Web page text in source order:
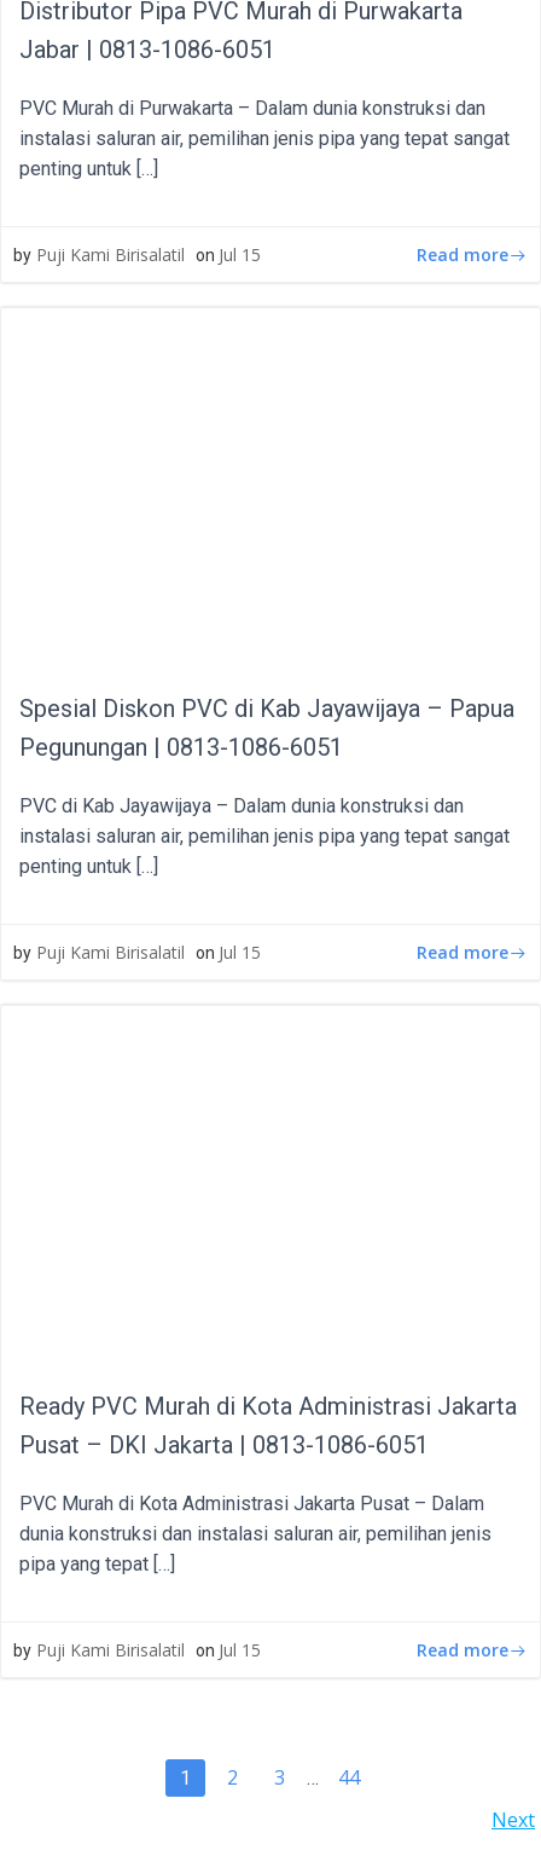
Distributor Pipa PVC Murah di Purwakarta
Jabar | 0813-1086-6051
PVC Murah di Purwakarta – Dalam dunia konstruksi dan
instalasi saluran air, pemilihan jenis pipa yang tepat sangat
penting untuk […]
by Puji Kami Birisalatil on Jul 15 Read more
Spesial Diskon PVC di Kab Jayawijaya – Papua
Pegunungan | 0813-1086-6051
PVC di Kab Jayawijaya – Dalam dunia konstruksi dan
instalasi saluran air, pemilihan jenis pipa yang tepat sangat
penting untuk […]
by Puji Kami Birisalatil on Jul 15 Read more
Ready PVC Murah di Kota Administrasi Jakarta
Pusat – DKI Jakarta | 0813-1086-6051
PVC Murah di Kota Administrasi Jakarta Pusat – Dalam
dunia konstruksi dan instalasi saluran air, pemilihan jenis
pipa yang tepat […]
by Puji Kami Birisalatil on Jul 15 Read more
Page
1 Page
2 Page
3 … Page
44
Next